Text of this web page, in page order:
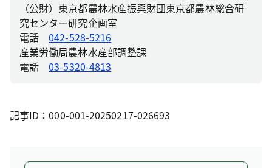
（公財）東京都農林水産振興財団東京都農林総合研
究センター研究企画室
電話042-528-5216
産業労働局農林水産部調整課
電話03-5320-4813
記事ID：000-001-20250217-026693